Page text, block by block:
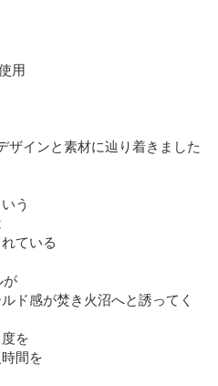
用
ザインと素材に辿り着きました
う
ている
が
ド感が焚き火沼へと誘ってく
を
間を